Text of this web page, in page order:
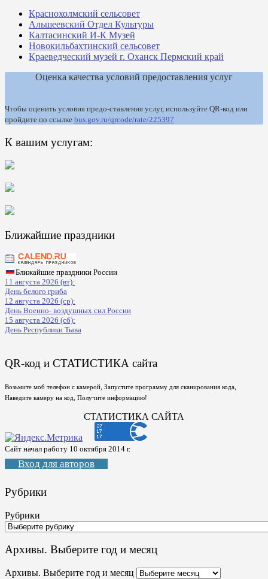
Краснохолмский сельсовет
Альшеевский Отдел Культуры
Калтасинский И-К Музей
Новокильбахтинский сельсовет
Краеведческий музей г. Оханск Пермский край
Оценка качества условий предоставления услуг
Чтобы оценить условия предо-ставления услуг, используйте QR-код или
пройдите по ссылке bus.gov.ru/qrcode/rate/225397
К вашим услугам:
Ближайшие праздники
Ближайшие праздники России
11 августа 2026 (вт):
День белого гриба
12 августа 2026 (ср):
День Военно- воздушных сил России
15 августа 2026 (сб):
День Республики Тыва
QR-код и СТАТИСТИКА сайта
Возьмите моб телефон с камерой, Запустите программу для сканирования кода,
Наведите камеру на код, Получите информацию!
СТАТИСТИКА САЙТА
Сайт начал работу 10 октября 2014 г.
Вход для авторов
Рубрики
Рубрики
Архивы. Выберите год и месяц
Архивы. Выберите год и месяц